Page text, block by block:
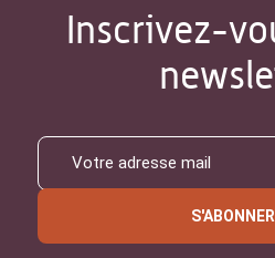
Inscrivez-
S'ABONNER